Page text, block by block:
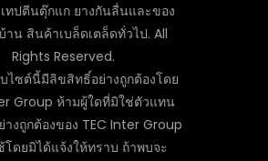
ทปตีนตุ๊กแก ยางกันลื่นและของ
าน สินค้าเบล็ดเตล็ดทั่วไป. All
Rights Reserved.
ไซต์นี้มีลิขสิทธิ์อย่างถูกต้องโดย
Group ห้ามผู้ใดที่มิใช่ตัวแทน
างถูกต้องของ TEC Inter Group
โดยมิได้แจ้งให้ทราบ ถ้าพบจะ